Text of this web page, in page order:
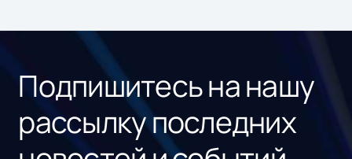
Подпишитесь на нашу
рассылку последних